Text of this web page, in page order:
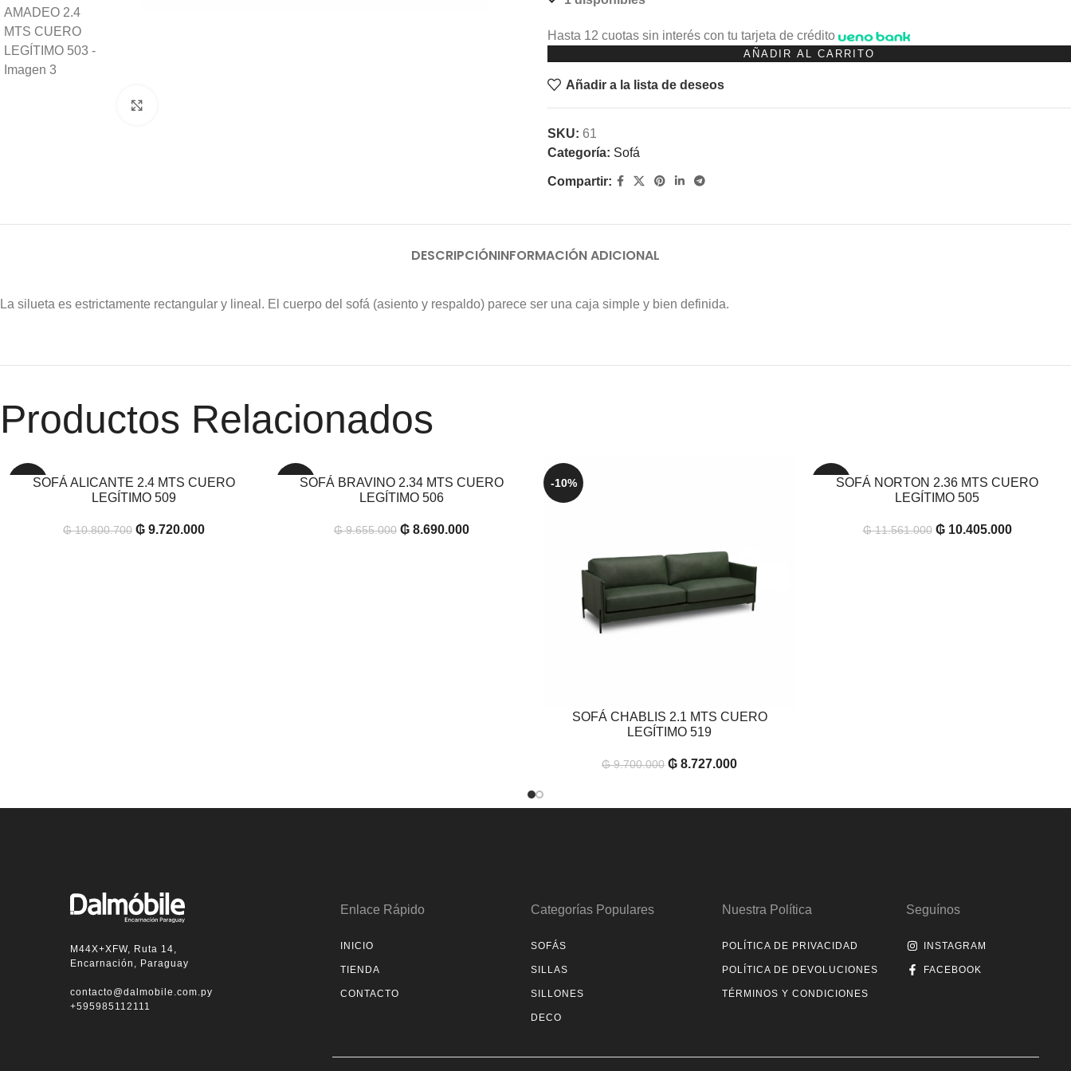
Hasta 12 cuotas sin interés con tu tarjeta de crédito
AÑADIR AL CARRITO
Añadir a la lista de deseos
SKU: 61
Categoría: Sofá
Compartir:
DESCRIPCIÓNINFORMACIÓN ADICIONAL
La silueta es estrictamente rectangular y lineal. El cuerpo del sofá (asiento y respaldo) parece ser una caja simple y bien definida.
Productos Relacionados
-10%
AÑADIR AL CARRITO
SOFÁ ALICANTE 2.4 MTS CUERO
LEGÍTIMO 509
₲10.800.700 ₲ 9.720.000
-10%
AÑADIR AL CARRITO
SOFÁ BRAVINO 2.34 MTS CUERO
LEGÍTIMO 506
₲9.655.000 ₲ 8.690.000
-10%
AÑADIR AL CARRITO
SOFÁ CHABLIS 2.1 MTS CUERO
LEGÍTIMO 519
₲9.700.000 ₲ 8.727.000
-10%
AÑADIR AL CARRITO
SOFÁ NORTON 2.36 MTS CUERO
LEGÍTIMO 505
₲11.561.000 ₲10.405.000
M44X+XFW, Ruta 14,
Encarnación, Paraguay
contacto@dalmobile.com.py
+595985112111
Enlace Rápido
INICIO
TIENDA
CONTACTO
Categorías Populares
SOFÁS
SILLAS
SILLONES
DECO
Nuestra Política
POLÍTICA DE PRIVACIDAD
POLÍTICA DE DEVOLUCIONES
TÉRMINOS Y CONDICIONES
Seguínos
INSTAGRAM
FACEBOOK